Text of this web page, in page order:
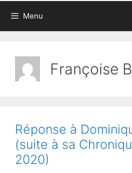
Menu
Françoise
Réponse à
(suite à sa
2020)